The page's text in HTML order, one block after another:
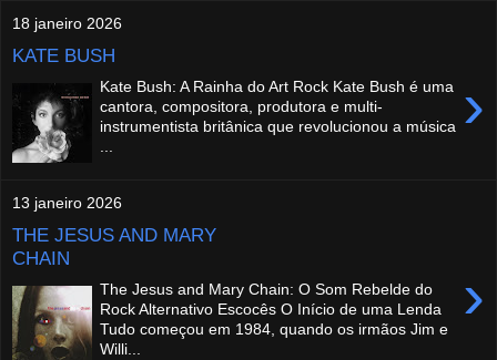
18 janeiro 2026
KATE BUSH
›
Kate Bush: A Rainha do Art Rock Kate Bush é uma
cantora, compositora, produtora e multi-
instrumentista britânica que revolucionou a música
...
13 janeiro 2026
THE JESUS AND MARY
CHAIN
›
The Jesus and Mary Chain: O Som Rebelde do
Rock Alternativo Escocês O Início de uma Lenda
Tudo começou em 1984, quando os irmãos Jim e
Willi...